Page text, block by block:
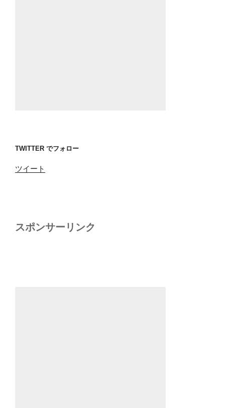
TWITTER でフォロー
ツイート
スポンサーリンク